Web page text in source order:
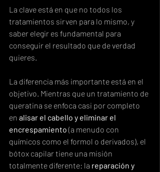
La clave está en que no todos los
tratamientos sirven para lo mismo, y
saber elegir es fundamental para
conseguir el resultado que de verdad
quieres.
La diferencia más importante está en el
objetivo. Mientras que un tratamiento de
queratina se enfoca casi por completo
en alisar el cabello y eliminar el
encrespamiento (a menudo con
químicos como el formol o derivados), el
bótox capilar tiene una misión
totalmente diferente: la reparación y